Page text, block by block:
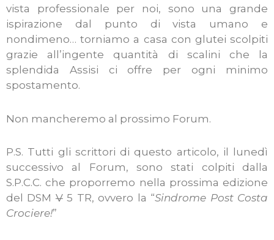
vista professionale per noi, sono una grande
ispirazione dal punto di vista umano e
nondimeno… torniamo a casa con glutei scolpiti
grazie all’ingente quantità di scalini che la
splendida Assisi ci offre per ogni minimo
spostamento.
Non mancheremo al prossimo Forum.
P.S. Tutti gli scrittori di questo articolo, il lunedì
successivo al Forum, sono stati colpiti dalla
S.P.C.C. che proporremo nella prossima edizione
del DSM V5 TR, ovvero la “Sindrome Post Costa
Crociere!”